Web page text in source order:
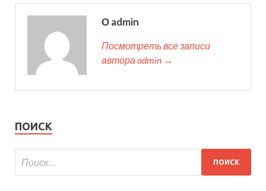
О admin
Посмотреть все записи
автора admin →
ПОИСК